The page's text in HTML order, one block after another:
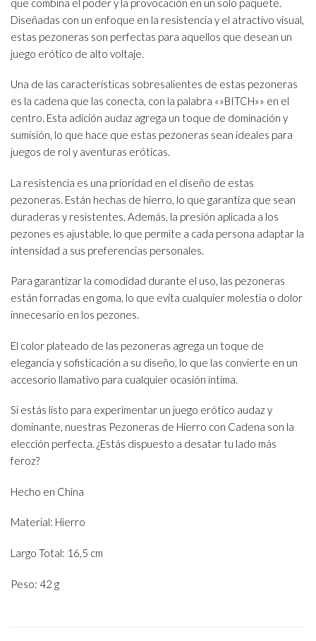
que combina el poder y la provocación en un solo paquete.
Diseñadas con un enfoque en la resistencia y el atractivo visual,
estas pezoneras son perfectas para aquellos que desean un
juego erótico de alto voltaje.
Una de las características sobresalientes de estas pezoneras
es la cadena que las conecta, con la palabra «»BITCH»» en el
centro. Esta adición audaz agrega un toque de dominación y
sumisión, lo que hace que estas pezoneras sean ideales para
juegos de rol y aventuras eróticas.
La resistencia es una prioridad en el diseño de estas
pezoneras. Están hechas de hierro, lo que garantiza que sean
duraderas y resistentes. Además, la presión aplicada a los
pezones es ajustable, lo que permite a cada persona adaptar la
intensidad a sus preferencias personales.
Para garantizar la comodidad durante el uso, las pezoneras
están forradas en goma, lo que evita cualquier molestia o dolor
innecesario en los pezones.
El color plateado de las pezoneras agrega un toque de
elegancia y sofisticación a su diseño, lo que las convierte en un
accesorio llamativo para cualquier ocasión íntima.
Si estás listo para experimentar un juego erótico audaz y
dominante, nuestras Pezoneras de Hierro con Cadena son la
elección perfecta. ¿Estás dispuesto a desatar tu lado más
feroz?
Hecho en China
Material: Hierro
Largo Total: 16,5 cm
Peso: 42 g